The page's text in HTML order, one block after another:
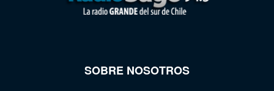
SOBRE NOSOTROS